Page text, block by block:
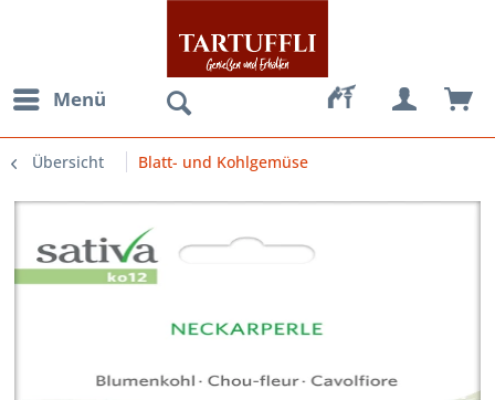
Menü
Übersicht Blatt- und Kohlgemüse